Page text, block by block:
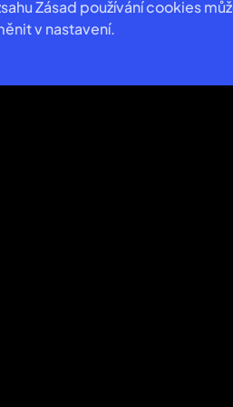
zvládnutí specifických technik
Zásad používání cookies
v nastavení.